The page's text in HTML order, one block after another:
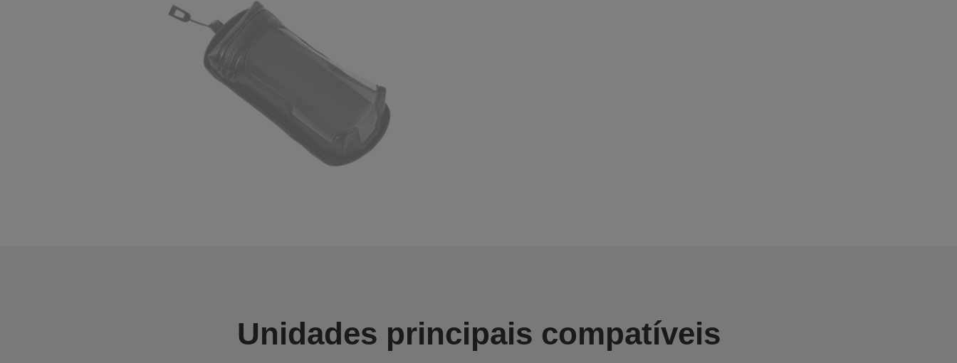
Unidades principais compatíveis